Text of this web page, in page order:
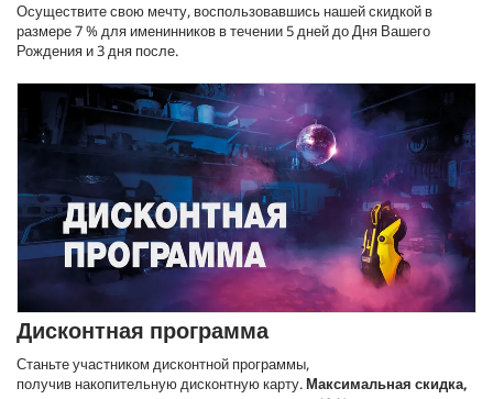
Осуществите свою мечту, воспользовавшись нашей скидкой в
размере 7 % для именинников в течении 5 дней до Дня Вашего
Рождения и 3 дня после.
Дисконтная программа
Станьте участником дисконтной программы,
получив накопительную дисконтную карту.Максимальная скидка,